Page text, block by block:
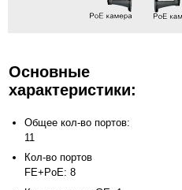
Основные
характеристики:
Общее кол-во портов:
11
Кол-во портов
FE+PoE: 8